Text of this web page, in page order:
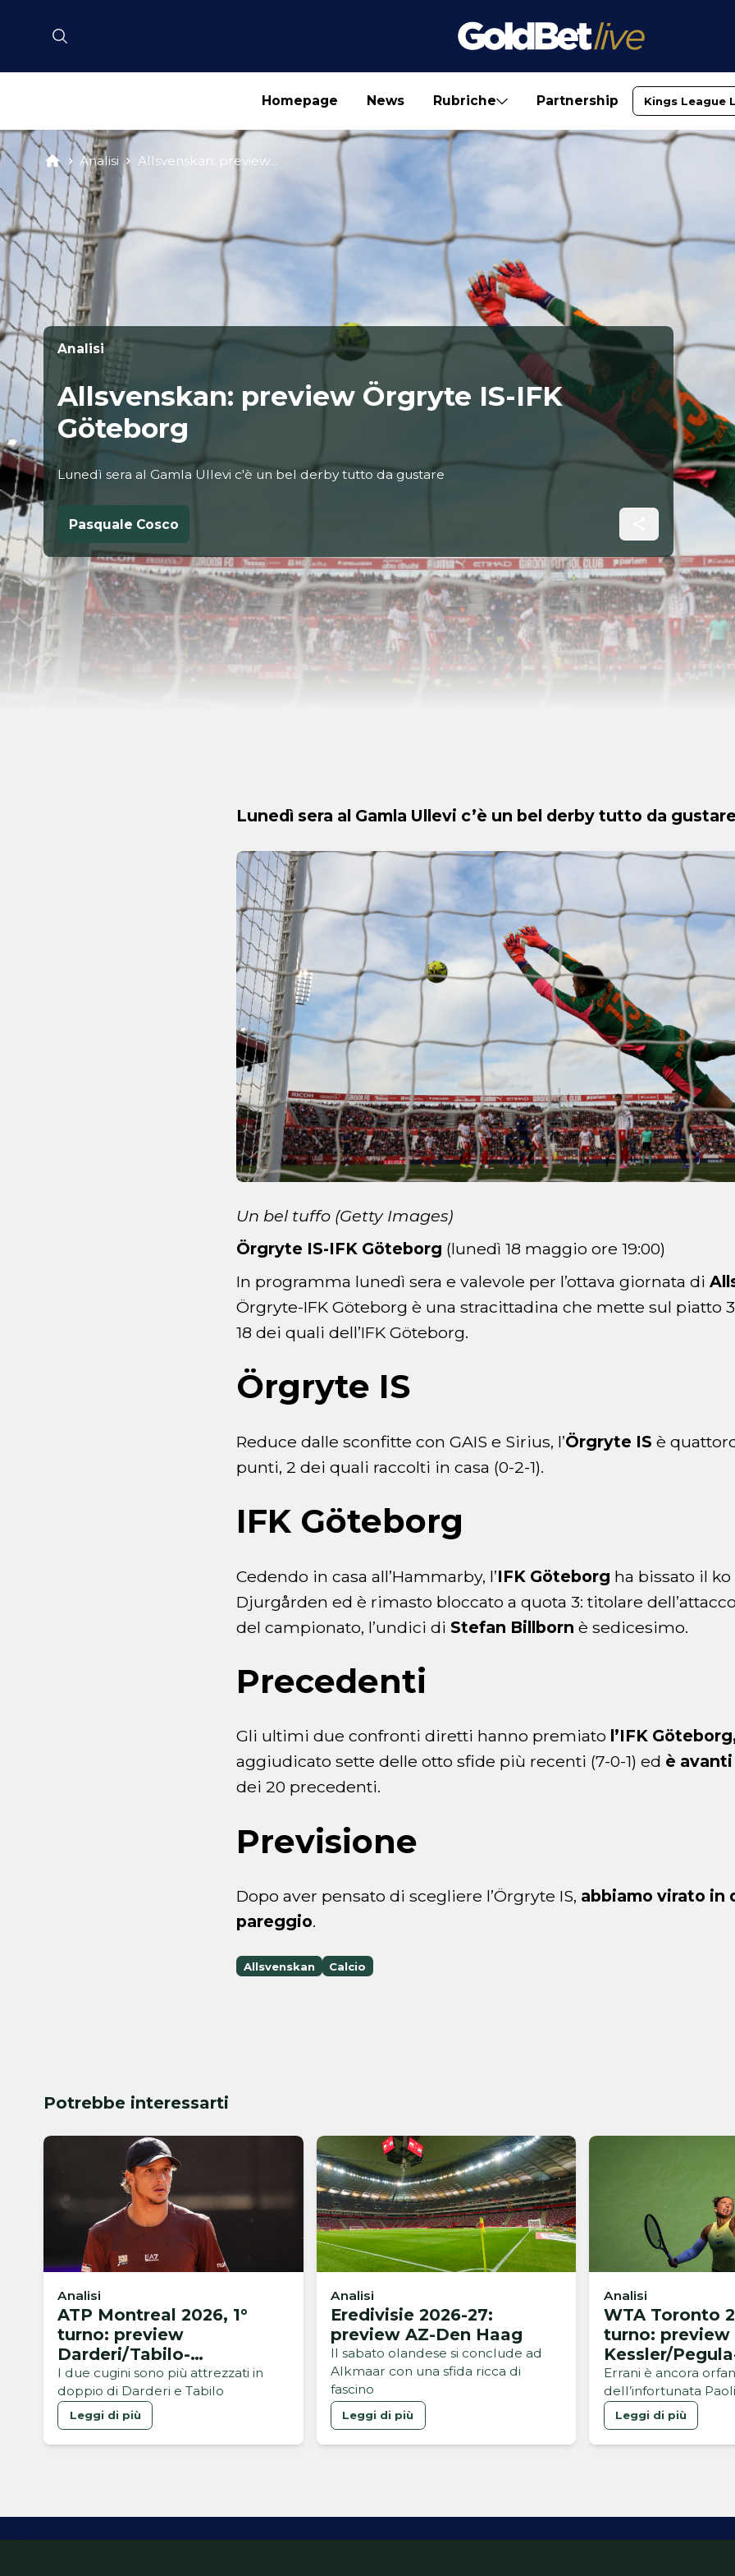
Homepage News Rubriche Partnership Kings
Analisi Allsvenskan: preview...
Analisi
Allsvenskan: preview Örgryte IS-IFK
Göteborg
Lunedì sera al Gamla Ullevi c'è un bel derby tutto da gustare
Pasquale Cosco
Lunedì sera al Gamla Ullevi c’è un bel derby tutto da
Un bel tuffo (Getty Images)
Örgryte IS-IFK Göteborg (lunedì 18 maggio ore 19:00)
In programma lunedì sera e valevole per l’ottava giornata di
Örgryte-IFK Göteborg è una stracittadina che mette sul piatto
18 dei quali dell’IFK Göteborg.
Örgryte IS
Reduce dalle sconfitte con GAIS e Sirius, l’Örgryte IS è
punti, 2 dei quali raccolti in casa (0-2-1).
IFK Göteborg
Cedendo in casa all’Hammarby, l’IFK Göteborg ha bissato il
Djurgården ed è rimasto bloccato a quota 3: titolare
del campionato, l’undici di Stefan Billborn è sedicesimo.
Precedenti
Gli ultimi due confronti diretti hanno premiato l’IFK
aggiudicato sette delle otto sfide più recenti (7-0-1) ed è avanti
dei 20 precedenti.
Previsione
Dopo aver pensato di scegliere l’Örgryte IS, abbiamo virato in
pareggio.
Allsvenskan Calcio
Potrebbe interessarti
Analisi
ATP Montreal 2026, 1°
turno: preview
Darderi/Tabilo-
Rinderknech/Vacherot
I due cugini sono più attrezzati in
doppio di Darderi e Tabilo
Leggi di più
Analisi
Eredivisie 2026-27:
preview AZ-Den Haag
Il sabato olandese si conclude ad
Alkmaar con una sfida ricca di
fascino
Leggi di più
Analisi
WTA Toronto
turno: preview
Kessler/
Errani/Melichar
Errani è ancora
dell’infortunata
Leggi di più